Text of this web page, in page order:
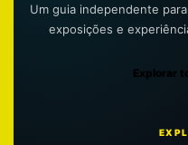
Um guia independente
exposições e
Explorar